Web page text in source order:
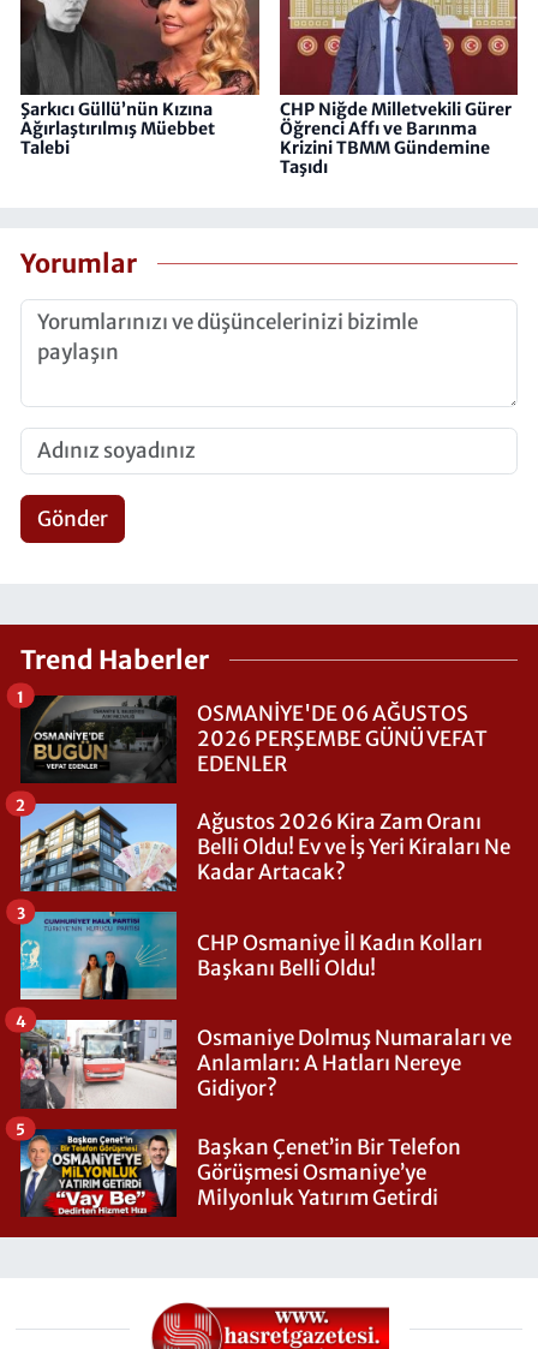
Şarkıcı Güllü’nün Kızına
Ağırlaştırılmış Müebbet
Talebi
CHP Niğde Milletvekili Gürer
Öğrenci Affı ve Barınma
Krizini TBMM Gündemine
Taşıdı
Yorumlar
Gönder
Trend Haberler
OSMANİYE'DE 06 AĞUSTOS
2026 PERŞEMBE GÜNÜ VEFAT
EDENLER
1
Ağustos 2026 Kira Zam Oranı
Belli Oldu! Ev ve İş Yeri Kiraları Ne
Kadar Artacak?
2
CHP Osmaniye İl Kadın Kolları
Başkanı Belli Oldu!
3
Osmaniye Dolmuş Numaraları ve
Anlamları: A Hatları Nereye
Gidiyor?
4
Başkan Çenet’in Bir Telefon
Görüşmesi Osmaniye’ye
Milyonluk Yatırım Getirdi
5